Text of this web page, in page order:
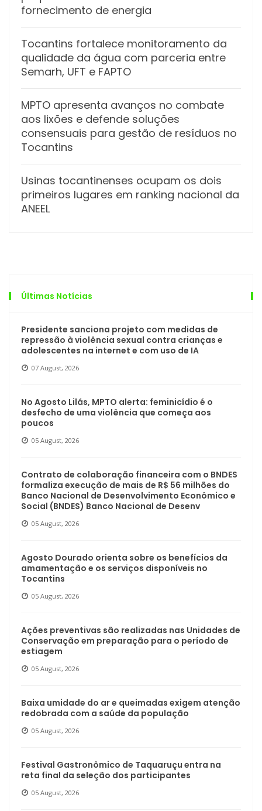
fornecimento de energia
Tocantins fortalece monitoramento da
qualidade da água com parceria entre
Semarh, UFT e FAPTO
MPTO apresenta avanços no combate
aos lixões e defende soluções
consensuais para gestão de resíduos no
Tocantins
Usinas tocantinenses ocupam os dois
primeiros lugares em ranking nacional da
ANEEL
Últimas Notícias
Presidente sanciona projeto com medidas de
repressão à violência sexual contra crianças e
adolescentes na internet e com uso de IA
07 August, 2026
No Agosto Lilás, MPTO alerta: feminicídio é o
desfecho de uma violência que começa aos
poucos
05 August, 2026
Contrato de colaboração financeira com o BNDES
formaliza execução de mais de R$ 56 milhões do
Banco Nacional de Desenvolvimento Econômico e
Social (BNDES) Banco Nacional de Desenv
05 August, 2026
Agosto Dourado orienta sobre os benefícios da
amamentação e os serviços disponíveis no
Tocantins
05 August, 2026
Ações preventivas são realizadas nas Unidades de
Conservação em preparação para o período de
estiagem
05 August, 2026
Baixa umidade do ar e queimadas exigem atenção
redobrada com a saúde da população
05 August, 2026
Festival Gastronômico de Taquaruçu entra na
reta final da seleção dos participantes
05 August, 2026